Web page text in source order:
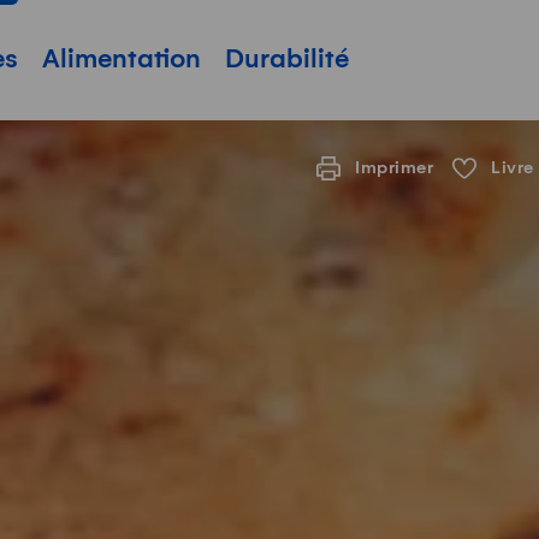
Alimentation Durabilité
Imprimer Livre